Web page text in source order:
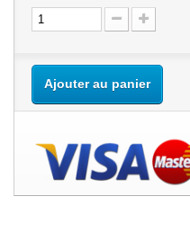
Ajouter au panier